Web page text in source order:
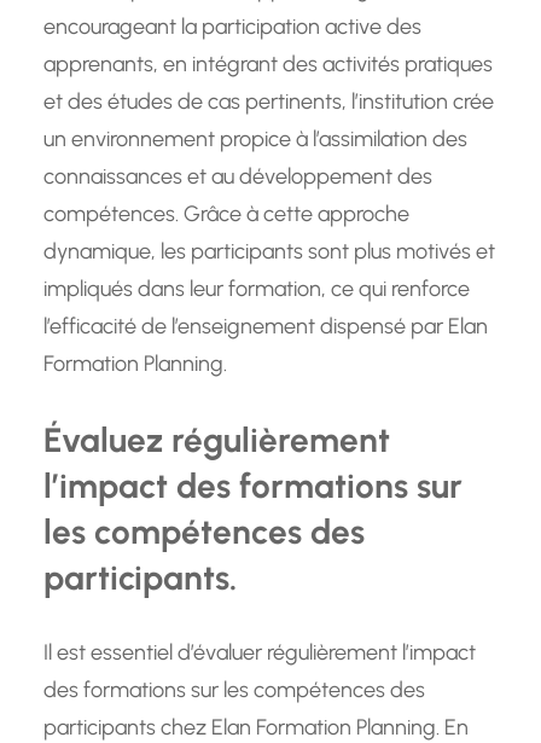
encourageant la participation active des
apprenants, en intégrant des activités pratiques
et des études de cas pertinents, l’institution crée
un environnement propice à l’assimilation des
connaissances et au développement des
compétences. Grâce à cette approche
dynamique, les participants sont plus motivés et
impliqués dans leur formation, ce qui renforce
l’efficacité de l’enseignement dispensé par Elan
Formation Planning.
Évaluez régulièrement
l’impact des formations sur
les compétences des
participants.
Il est essentiel d’évaluer régulièrement l’impact
des formations sur les compétences des
participants chez Elan Formation Planning. En